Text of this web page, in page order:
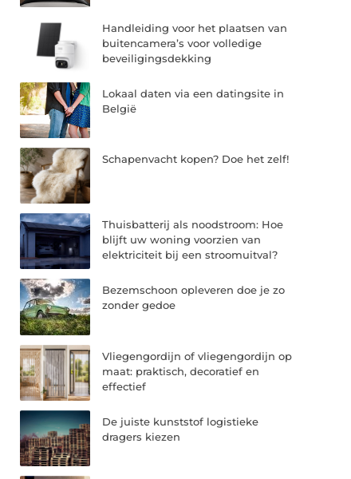
Handleiding voor het plaatsen van
buitencamera’s voor volledige
beveiligingsdekking
Lokaal daten via een datingsite in
België
Schapenvacht kopen? Doe het zelf!
Thuisbatterij als noodstroom: Hoe
blijft uw woning voorzien van
elektriciteit bij een stroomuitval?
Bezemschoon opleveren doe je zo
zonder gedoe
Vliegengordijn of vliegengordijn op
maat: praktisch, decoratief en
effectief
De juiste kunststof logistieke
dragers kiezen